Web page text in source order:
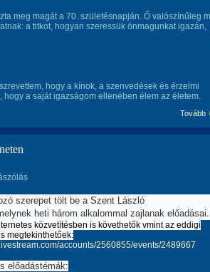
meg magát a 70. születésnapján. Ő valószínűleg
a titkot, hogyan szeressük önmagunkat igazán,
hogy a kínok, a szenvedések és érzelmi
a saját igazságom ellenében élem az életem.
Tovább
szerepet tölt be a Szent László
heti három alkalommal zajlanak előadásai.
közvetítésben is követhetők vmint az eddigi
megtekinthetőek:
accounts/2560855/events/2489667
előadástémák: